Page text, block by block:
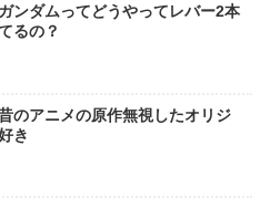
ガンダムってどうやってレバー2本
るの？
昔のアニメの原作無視したオリジ
き